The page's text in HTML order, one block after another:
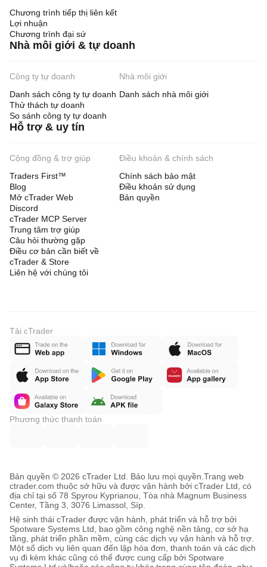
Chương trình tiếp thị liên kết
Lợi nhuận
Chương trình đại sứ
Nhà môi giới & tự doanh
Công ty tự doanh
Danh sách công ty tự doanh
Thử thách tự doanh
So sánh công ty tự doanh
Nhà môi giới
Danh sách nhà môi giới
Hỗ trợ & uy tín
Cộng đồng & trợ giúp
Traders First™
Blog
Mở cTrader Web
Discord
cTrader MCP Server
Trung tâm trợ giúp
Câu hỏi thường gặp
Điều cơ bản cần biết về
cTrader & Store
Liên hệ với chúng tôi
Điều khoản & chính sách
Chính sách bảo mật
Điều khoản sử dụng
Bản quyền
Tải cTrader
Phương thức thanh toán
Bản quyền © 2026 cTrader Ltd. Bảo lưu mọi quyền. Trang web
ctrader.com thuộc sở hữu và được vận hành bởi cTrader Ltd, có
địa chỉ tại số 78 Spyrou Kyprianou, Tòa nhà Magnum Business
Center, Tầng 3, 3076 Limassol, Síp.
Hệ sinh thái cTrader được vận hành, phát triển và hỗ trợ bởi
Spotware Systems Ltd, bao gồm công nghệ nền tảng, cơ sở hạ
tầng, phát triển phần mềm, cùng các dịch vụ vận hành và hỗ trợ.
Một số dịch vụ liên quan đến lập hóa đơn, thanh toán và các dịch
vụ đi kèm khác cũng có thể được cung cấp bởi Spotware